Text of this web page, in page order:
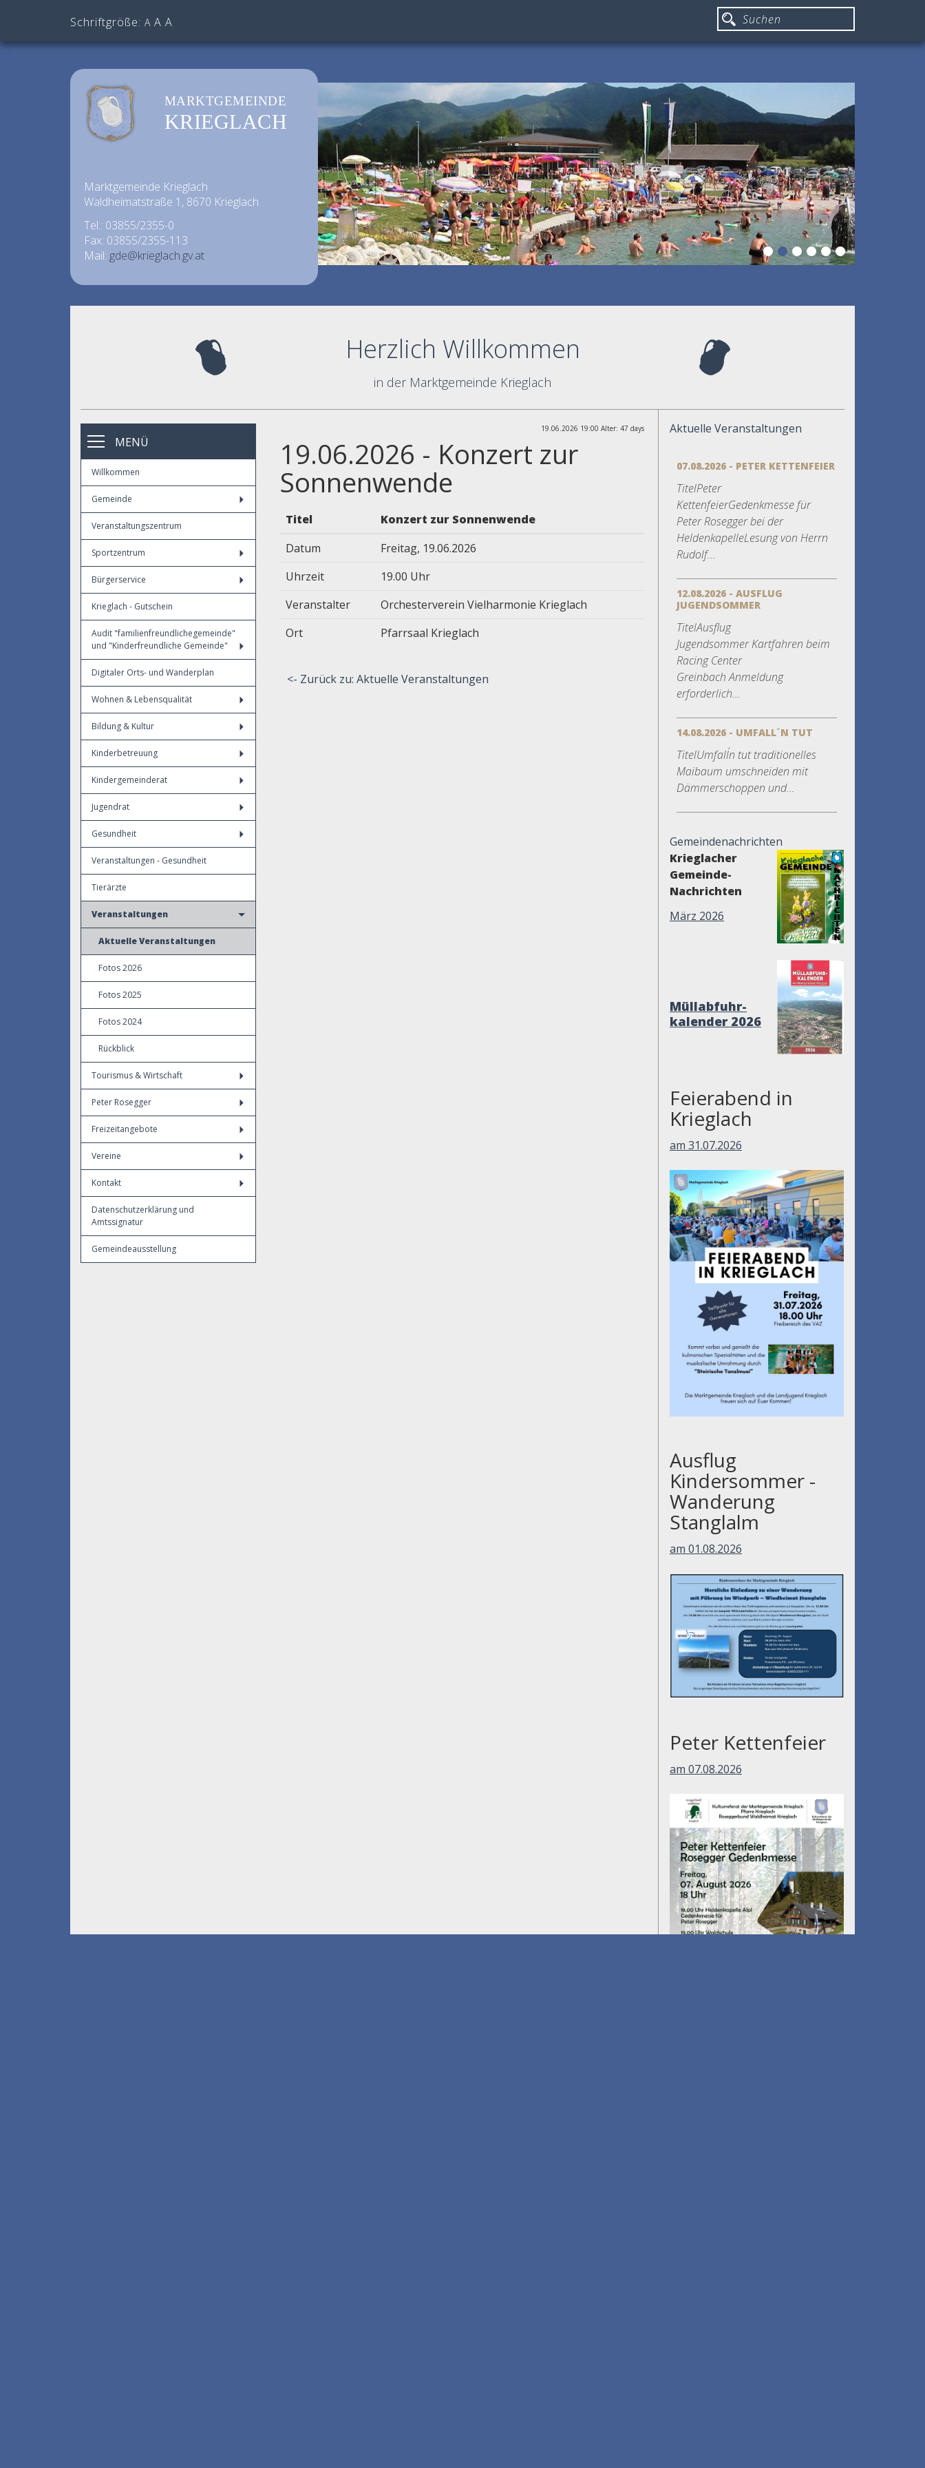
Schriftgröße: A A A
MARKTGEMEINDE
KRIEGLACH
Marktgemeinde Krieglach
Waldheimatstraße 1, 8670 Krieglach
Tel.: 03855/2355-0
Fax: 03855/2355-113
Mail: gde@krieglach.gv.at
Herzlich Willkommen
in der Marktgemeinde Krieglach
MENÜ
Willkommen
Gemeinde
Veranstaltungszentrum
Sportzentrum
Bürgerservice
Krieglach - Gutschein
Audit "familienfreundlichegemeinde"
und "Kinderfreundliche Gemeinde"
Digitaler Orts- und Wanderplan
Wohnen & Lebensqualität
Bildung & Kultur
Kinderbetreuung
Kindergemeinderat
Jugendrat
Gesundheit
Veranstaltungen - Gesundheit
Tierärzte
Veranstaltungen
Aktuelle Veranstaltungen
Fotos 2026
Fotos 2025
Fotos 2024
Rückblick
Tourismus & Wirtschaft
Peter Rosegger
Freizeitangebote
Vereine
Kontakt
Datenschutzerklärung und
Amtssignatur
Gemeindeausstellung
19.06.2026 19:00 Alter: 47 days
19.06.2026 - Konzert zur
Sonnenwende
Titel
Konzert zur Sonnenwende
Datum
Freitag, 19.06.2026
Uhrzeit
19.00 Uhr
Veranstalter
Orchesterverein Vielharmonie Krieglach
Ort
Pfarrsaal Krieglach
<- Zurück zu: Aktuelle Veranstaltungen
Aktuelle Veranstaltungen
07.08.2026 - PETER KETTENFEIER
TitelPeter
KettenfeierGedenkmesse für
Peter Rosegger bei der
HeldenkapelleLesung von Herrn
Rudolf...
12.08.2026 - AUSFLUG
JUGENDSOMMER
TitelAusflug
Jugendsommer Kartfahren beim
Racing Center
Greinbach Anmeldung
erforderlich...
14.08.2026 - UMFALL´N TUT
TitelUmfall´n tut traditionelles
Maibaum umschneiden mit
Dämmerschoppen und...
Gemeindenachrichten
Krieglacher
Gemeinde-
Nachrichten
März 2026
Müllabfuhr-
kalender 2026
Feierabend in
Krieglach
am 31.07.2026
Ausflug
Kindersommer -
Wanderung
Stanglalm
am 01.08.2026
Peter Kettenfeier
am 07.08.2026